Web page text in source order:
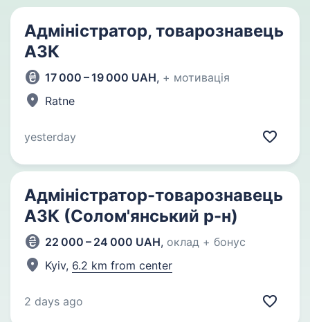
Адміністратор, товарознавець
АЗК
17 000 – 19 000 UAH, + мотивація
Ratne
yesterday
Адміністратор-товарознавець
АЗК (Солом'янський р-н)
22 000 – 24 000 UAH, оклад + бонус
Kyiv, 6.2 km from center
2 days ago